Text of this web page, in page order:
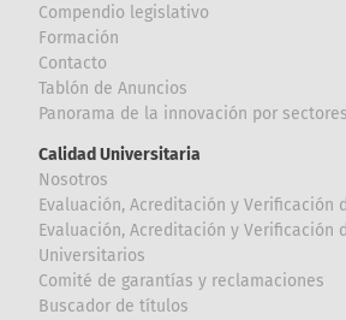
Compendio legislativo
Formación
Contacto
Tablón de Anuncios
Panorama de la innovación por
Calidad Universitaria
Nosotros
Evaluación, Acreditación y Verificación
Evaluación, Acreditación y Verificación
Universitarios
Comité de garantías y reclamaciones
Buscador de títulos